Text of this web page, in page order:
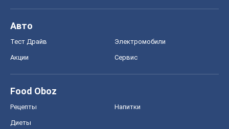
Авто
Тест Драйв Электромобили
Акции Сервис
Food Oboz
Рецепты Напитки
Диеты